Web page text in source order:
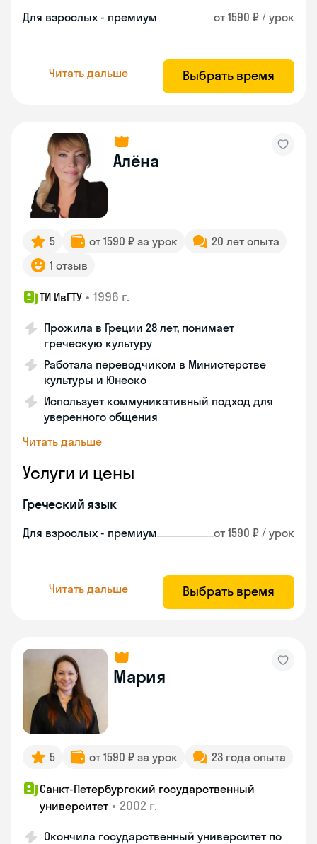
Для взрослых - премиум от 1590 ₽ / урок
Читать дальше Выбрать время
Алёна
5 от 1590 ₽ за урок
20 лет опыта
1 отзыв
ТИ ИвГТУ • 1996 г.
Прожила в Греции 28 лет, понимает
греческую культуру
Работала переводчиком в Министерстве
культуры и Юнеско
Использует коммуникативный подход для
уверенного общения
Читать дальше
Услуги и цены
Греческий язык
Для взрослых - премиум от 1590 ₽ / урок
Читать дальше Выбрать время
Мария
5 от 1590 ₽ за урок 23 года опыта
Санкт-Петербургский государственный
университет • 2002 г.
Окончила государственный университет по